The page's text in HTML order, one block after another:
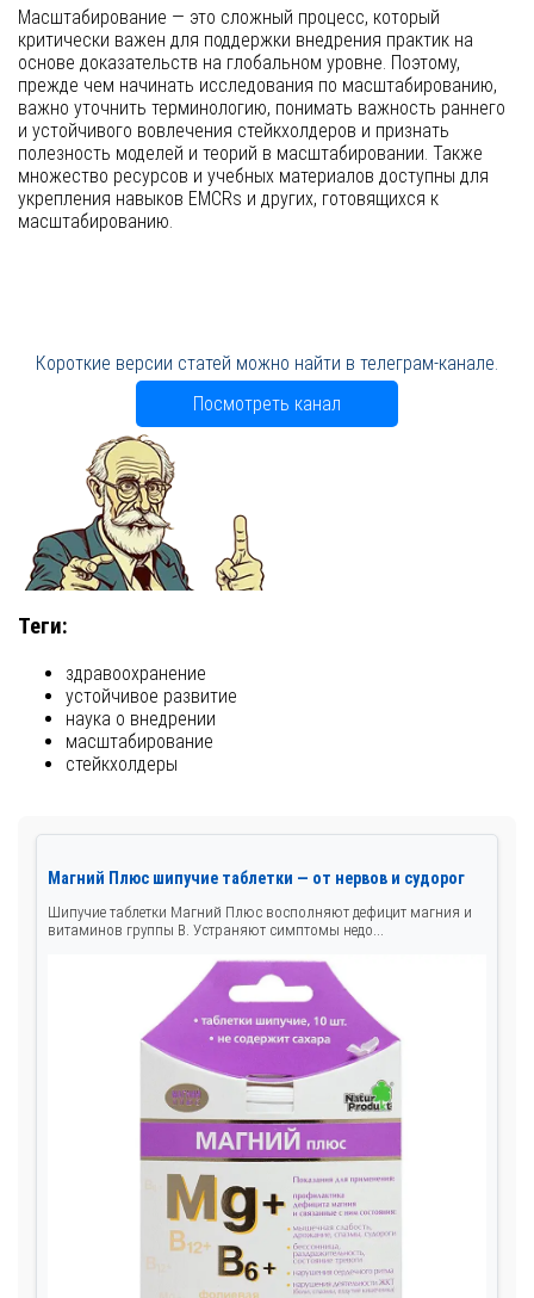
Масштабирование — это сложный процесс, который
критически важен для поддержки внедрения практик на
основе доказательств на глобальном уровне. Поэтому,
прежде чем начинать исследования по масштабированию,
важно уточнить терминологию, понимать важность раннего
и устойчивого вовлечения стейкхолдеров и признать
полезность моделей и теорий в масштабировании. Также
множество ресурсов и учебных материалов доступны для
укрепления навыков EMCRs и других, готовящихся к
масштабированию.
Короткие версии статей можно найти в телеграм-канале.
Посмотреть канал
Теги:
здравоохранение
устойчивое развитие
наука о внедрении
масштабирование
стейкхолдеры
Магний Плюс шипучие таблетки — от нервов и судорог
Шипучие таблетки Магний Плюс восполняют дефицит магния и
витаминов группы B. Устраняют симптомы недо...